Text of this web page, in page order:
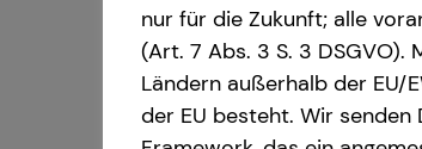
nur für die Zukunft; alle
(Art. 7 Abs. 3 S. 3
Ländern außerhalb der EU/
der EU besteht. Wir senden